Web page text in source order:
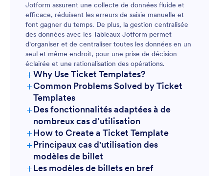
Jotform assurent une collecte de données fluide et
efficace, réduisent les erreurs de saisie manuelle et
font gagner du temps. De plus, la gestion centralisée
des données avec les Tableaux Jotform permet
d'organiser et de centraliser toutes les données en un
seul et même endroit, pour une prise de décision
éclairée et une rationalisation des opérations.
+Why Use Ticket Templates?
+Common Problems Solved by Ticket
Templates
+Des fonctionnalités adaptées à de
nombreux cas d’utilisation
+How to Create a Ticket Template
+Principaux cas d'utilisation des
modèles de billet
For Managers
+Les modèles de billets en bref